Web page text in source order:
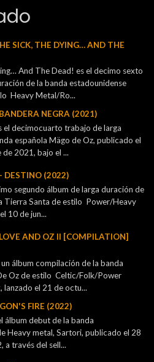
SICK, THE DYING… AND THE
And The Dead! es el decimo sexto
de la banda estadounidense
Heavy Metal/Ro...
NEGRA (2021)
el decimocuarto trabajo de larga
española Mägo de Oz, publicado el
2021, bajo el ...
DESTINO (2022)
segundo álbum de larga duración de
Tierra Santa de estilo Power/Heavy
10 de jun...
AND OZ II [COMPILATION]
álbum compilación de la banda
Oz de estilo Celtic/Folk/Power
el 21 de octu...
FIRE (2022)
álbum debut de la banda
Heavy metal, Sartori, publicado el 28
a través del sell...